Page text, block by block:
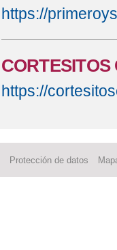
https://
CORTESITOS
https://
Protección de datos